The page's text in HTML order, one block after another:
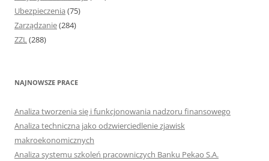
Ubezpieczenia (75)
Zarządzanie(284)
ZZL(288)
NAJNOWSZE PRACE
Analiza tworzenia się i funkcjonowania nadzoru finansowego
Analiza techniczna jako odzwierciedlenie zjawisk
makroekonomicznych
Analiza systemu szkoleń pracowniczych Banku Pekao S.A.